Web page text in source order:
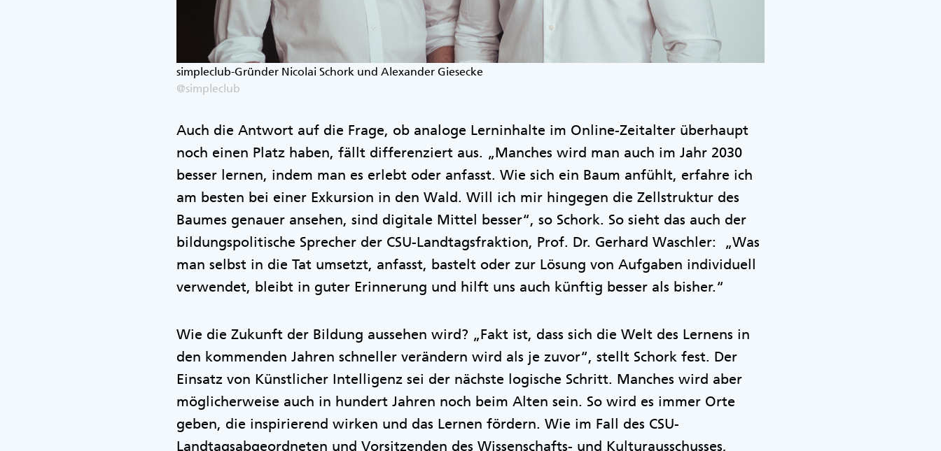
simpleclub-Gründer Nicolai Schork und Alexander Giesecke
@simpleclub
Auch die Antwort auf die Frage, ob analoge Lerninhalte im Online-Zeitalter überhaupt
noch einen Platz haben, fällt differenziert aus. „Manches wird man auch im Jahr 2030
besser lernen, indem man es erlebt oder anfasst. Wie sich ein Baum anfühlt, erfahre ich
am besten bei einer Exkursion in den Wald. Will ich mir hingegen die Zellstruktur des
Baumes genauer ansehen, sind digitale Mittel besser“, so Schork. So sieht das auch der
bildungspolitische Sprecher der CSU-Landtagsfraktion, Prof. Dr. Gerhard Waschler: „Was
man selbst in die Tat umsetzt, anfasst, bastelt oder zur Lösung von Aufgaben individuell
verwendet, bleibt in guter Erinnerung und hilft uns auch künftig besser als bisher.“
Wie die Zukunft der Bildung aussehen wird? „Fakt ist, dass sich die Welt des Lernens in
den kommenden Jahren schneller verändern wird als je zuvor“, stellt Schork fest. Der
Einsatz von Künstlicher Intelligenz sei der nächste logische Schritt. Manches wird aber
möglicherweise auch in hundert Jahren noch beim Alten sein. So wird es immer Orte
geben, die inspirierend wirken und das Lernen fördern. Wie im Fall des CSU-
Landtagsabgeordneten und Vorsitzenden des Wissenschafts- und Kulturausschusses,